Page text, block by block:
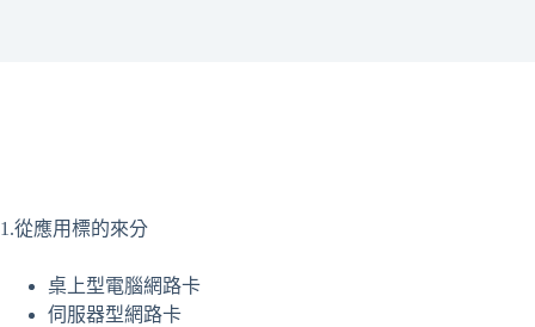
1.從應用標的來分
桌上型電腦網路卡
伺服器型網路卡